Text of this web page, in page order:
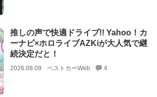
推しの声で快適ドライブ!! Yahoo！カ
ーナビ×ホロライブAZKiが大人気で継
続決定だと！
2026.08.09 ベストカーWeb 4